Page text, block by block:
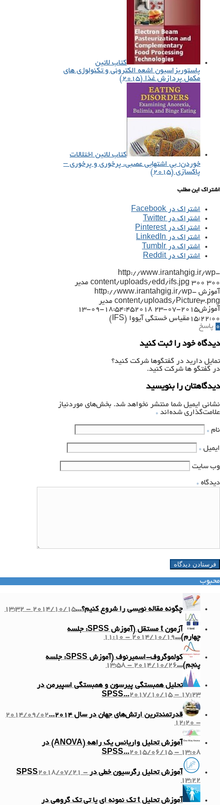
کتاب لاتین
پاستوریزاسیون اشعه الکترونی و تکنولوژی های
مکمل پردازش غذا (۲۰۱۵)
کتاب لاتین اختلالات
خوردن؛ بی اشتهایی عصبی، پرخوری و پرخوری –
پاکسازی (۲۰۱۵)
اشتراک این مطلب
اشتراک در Facebook
اشتراک در Twitter
اشتراک در Pinterest
اشتراک در LinkedIn
اشتراک در Tumblr
اشتراک در Reddit
http://www.irantahgig.ir/wp-
content/uploads/edd/ifs.jpg 300 300
مدیر
آموزش http://www.irantahgig.ir/wp-
content/uploads/Picture3.png مدیر
آموزش2015-07-23 18:54:45
2018-09-13
15:22:00 مقیاس خستگی آیووا (IFS)
0 پاسخ
دیدگاه خود را ثبت کنید
تمایل دارید در گفتگوها شرکت کنید؟
در گفتگو ها شرکت کنید.
دیدگاهتان را بنویسید
نشانی ایمیل شما منتشر نخواهد شد. بخش‌های موردنیاز
علامت‌گذاری شده‌اند *
نام *
ایمیل *
وب‌ سایت
دیدگاه *
محبوب
چگونه مقاله نویسی را شروع کنیم؟...2014/10/15 - 13:32
آزمون t مستقل (آموزش SPSS: جلسه
چهارم)...2014/10/19 - 11:10
کولموگروف-اسمیرنوف (آموزش SPSS: جلسه
پنجم)...2014/10/26 - 13:58
تحلیل همبستگی پیرسون و همبستگی اسپیرمن در
SPSS...2017/10/15 - 17:23
قدرتمندترین ارتش‌های جهان در سال ۲۰۱۴...
2014/09/02
- 12:20
آموزش تحلیل واریانس یک راهه (ANOVA) در
SPSS...2015/06/15 - 13:08
آموزش تحلیل رگرسیون خطی در SPSS 2018/07/21 -
13:22
آموزش تحلیل t تک نمونه ای یا تی تک گروهی در